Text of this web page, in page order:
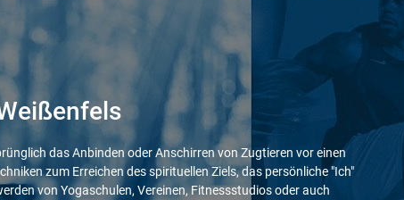
das Anbinden oder Anschirren von Zugtieren vor einen
zum Erreichen des spirituellen Ziels, das persönliche "Ich"
von Yogaschulen, Vereinen, Fitnessstudios oder auch